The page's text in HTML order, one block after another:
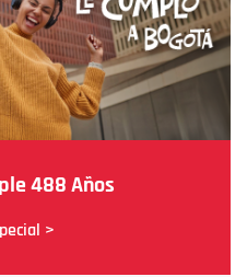
488 Años
>